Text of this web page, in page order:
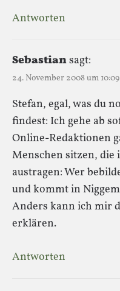
Antworten
Sebastiansagt:
24. November 2008 um
Stefan, egal, was du
findest: Ich gehe ab
Online-Redaktionen
Menschen sitzen,
austragen: Wer
und kommt in
Anders kann ich mir
erklären.
Antworten